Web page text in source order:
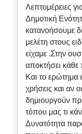
Λεπτομέρειες
Δημοτική
κατανοήσουμε
μελέτη στους
είχαμε .Στην
αποκτήσει κάθε
Και το ερώτημα
χρήσεις και αν
δημιουργούν
τόπου μας τι
Δυνατότητα